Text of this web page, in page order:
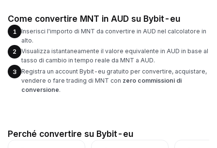
Come convertire MNT in AUD su Bybit-eu
1
Inserisci l'importo di MNT da convertire in AUD nel calcolatore in
alto.
2
Visualizza istantaneamente il valore equivalente in AUD in base al
tasso di cambio in tempo reale da MNT a AUD.
3
Registra un account Bybit-eu gratuito per convertire, acquistare,
vendere o fare trading di MNT con zero commissioni di
conversione.
Perché convertire su Bybit-eu